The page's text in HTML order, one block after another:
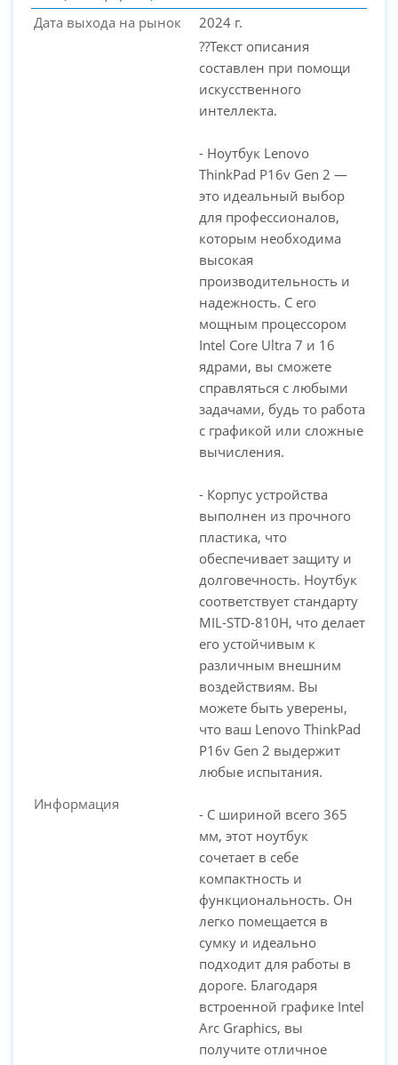
Дата выхода на рынок
2024 г.
Информация
??Текст описания
составлен при помощи
искусственного
интеллекта.
- Ноутбук Lenovo
ThinkPad P16v Gen 2 —
это идеальный выбор
для профессионалов,
которым необходима
высокая
производительность и
надежность. С его
мощным процессором
Intel Core Ultra 7 и 16
ядрами, вы сможете
справляться с любыми
задачами, будь то работа
с графикой или сложные
вычисления.
- Корпус устройства
выполнен из прочного
пластика, что
обеспечивает защиту и
долговечность. Ноутбук
соответствует стандарту
MIL-STD-810H, что делает
его устойчивым к
различным внешним
воздействиям. Вы
можете быть уверены,
что ваш Lenovo ThinkPad
P16v Gen 2 выдержит
любые испытания.
- С шириной всего 365
мм, этот ноутбук
сочетает в себе
компактность и
функциональность. Он
легко помещается в
сумку и идеально
подходит для работы в
дороге. Благодаря
встроенной графике Intel
Arc Graphics, вы
получите отличное